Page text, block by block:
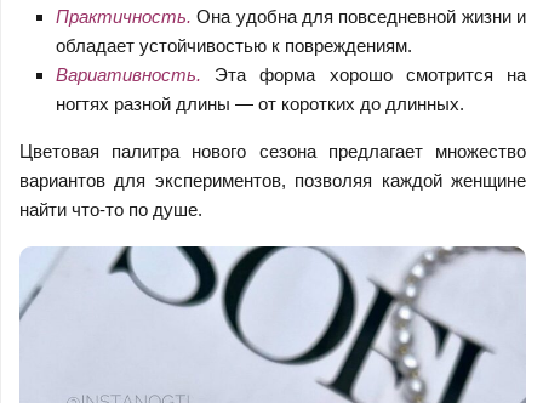
Практичность. Она удобна для повседневной жизни и
обладает устойчивостью к повреждениям.
Вариативность. Эта форма хорошо смотрится на
ногтях разной длины — от коротких до длинных.
Цветовая палитра нового сезона предлагает множество
вариантов для экспериментов, позволяя каждой женщине
найти что-то по душе.